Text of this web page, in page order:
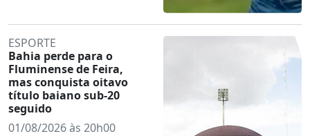
ESPORTE
Bahia perde para o
Fluminense de Feira,
mas conquista oitavo
título baiano sub-20
seguido
01/08/2026 às 20h00